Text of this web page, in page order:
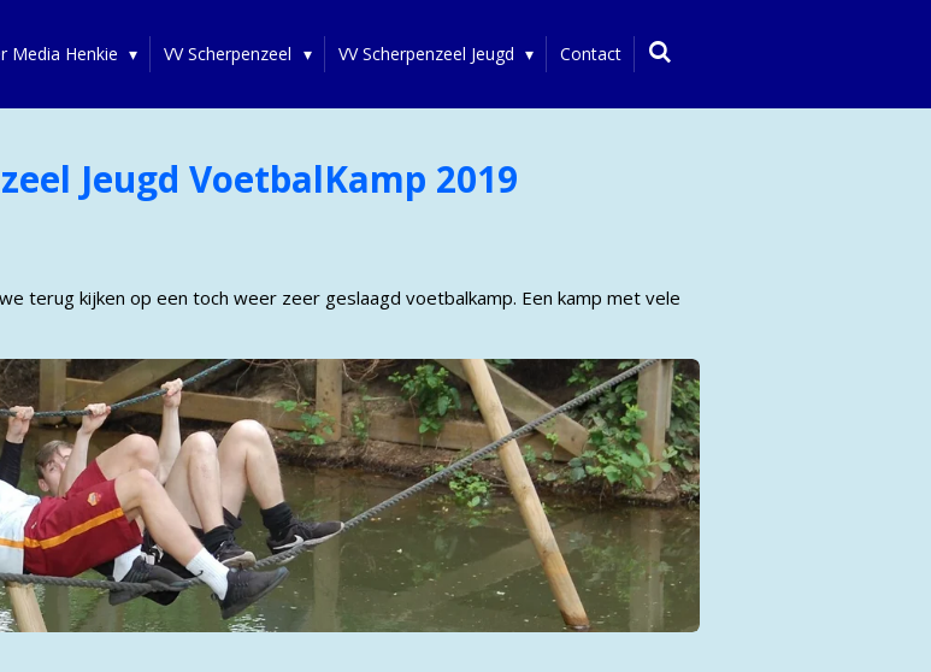
Media Henkie VV Scherpenzeel VV Scherpenzeel Jeugd Contact
Jeugd VoetbalKamp 2019
terug kijken op een toch weer zeer geslaagd voetbalkamp. Een kamp met vele